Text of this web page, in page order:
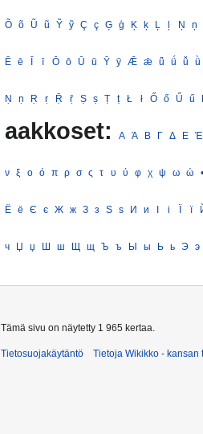
Õ õ Ũ ũ Ỹ ỹ Ç ç Ģ ģ Ķ ķ Ļ ļ Ņ ņ
Ē ē Ī ī Ō ō Ū ū Ȳ ȳ Ǣ ǣ ǖ ǘ ǚ ǜ
Ṇ ṇ Ṛ ṛ Ṝ ṝ Ṣ ṣ Ṭ ṭ Ł ł Ő ő Ű ű
aakkoset: Α Ά Β Γ Δ Ε Έ
ν ξ ο ό π ρ σ ς τ υ ύ φ χ ψ ω ώ •
Ё ё Є є Ж ж З з Ѕ ѕ И и І і Ї ї
ч Џ џ Ш ш Щ щ Ъ ъ Ы ы Ь ь Э э
Tämä sivu on näytetty 1 965 kertaa.
Tietosuojakäytäntö Tietoja Wikikko - kansan